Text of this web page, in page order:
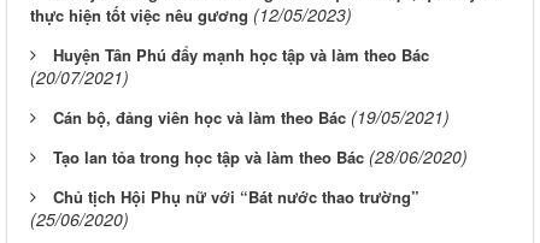
thực hiện tốt việc nêu gương (12/05/2023)
Huyện Tân Phú đẩy mạnh học tập và làm theo Bác
(20/07/2021)
Cán bộ, đảng viên học và làm theo Bác (19/05/2021)
Tạo lan tỏa trong học tập và làm theo Bác (28/06/2020)
Chủ tịch Hội Phụ nữ với “Bát nước thao trường”
(25/06/2020)